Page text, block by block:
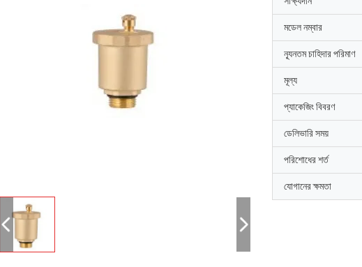
মডেল নম্বার
ন্যূনতম চাহিদার পরিমাণ
মূল্য
প্যাকেজিং বিবরণ
ডেলিভারি সময়
পরিশোধের শর্ত
যোগানের ক্ষমতা